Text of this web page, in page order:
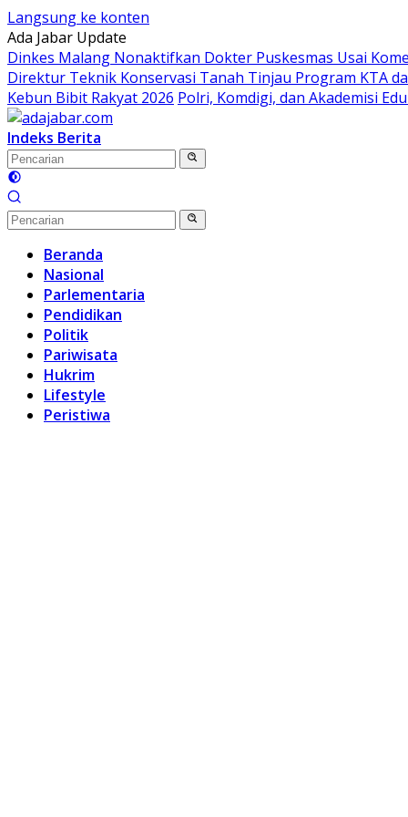
Langsung ke konten
Ada Jabar Update
Dinkes Malang Nonaktifkan Dokter Puskesmas Usai
Direktur Teknik Konservasi Tanah Tinjau Program KTA
Kebun Bibit Rakyat 2026 Polri, Komdigi, dan Akademisi
Indeks Berita
Beranda
Nasional
Parlementaria
Pendidikan
Politik
Pariwisata
Hukrim
Lifestyle
Peristiwa